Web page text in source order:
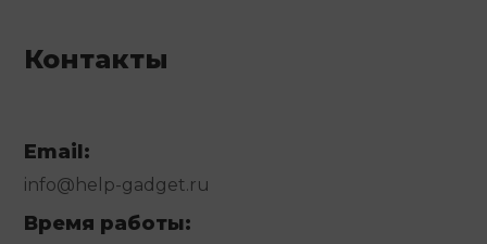
Контакты
Email:
info@help-gadget.ru
Время работы: